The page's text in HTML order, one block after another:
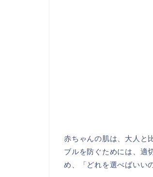
赤ちゃんの肌は、大人と
ブルを防ぐためには、適
め、「どれを選べばいい